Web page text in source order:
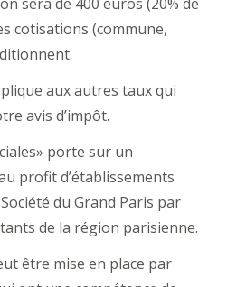
cotisations (commune,
aux autres taux qui
avis d’impôt.
porte sur un
profit d’établissements
du Grand Paris par
de la région parisienne.
être mise en place par